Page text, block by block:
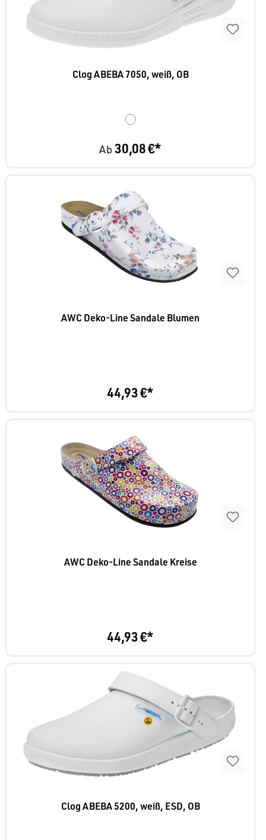
Clog ABEBA 7050, weiß, OB
Ab30,08 €*
AWC Deko-Line Sandale Blumen
44,93 €*
AWC Deko-Line Sandale Kreise
44,93 €*
Clog ABEBA 5200, weiß, ESD, OB